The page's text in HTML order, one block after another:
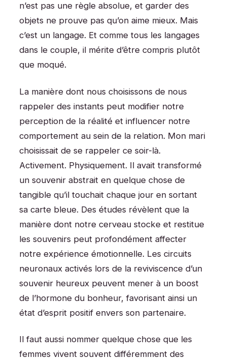
n’est pas une règle absolue, et garder des
objets ne prouve pas qu’on aime mieux. Mais
c’est un langage. Et comme tous les langages
dans le couple, il mérite d’être compris plutôt
que moqué.
La manière dont nous choisissons de nous
rappeler des instants peut modifier notre
perception de la réalité et influencer notre
comportement au sein de la relation. Mon mari
choisissait de se rappeler ce soir-là.
Activement. Physiquement. Il avait transformé
un souvenir abstrait en quelque chose de
tangible qu’il touchait chaque jour en sortant
sa carte bleue. Des études révèlent que la
manière dont notre cerveau stocke et restitue
les souvenirs peut profondément affecter
notre expérience émotionnelle. Les circuits
neuronaux activés lors de la reviviscence d’un
souvenir heureux peuvent mener à un boost
de l’hormone du bonheur, favorisant ainsi un
état d’esprit positif envers son partenaire.
Il faut aussi nommer quelque chose que les
femmes vivent souvent différemment des